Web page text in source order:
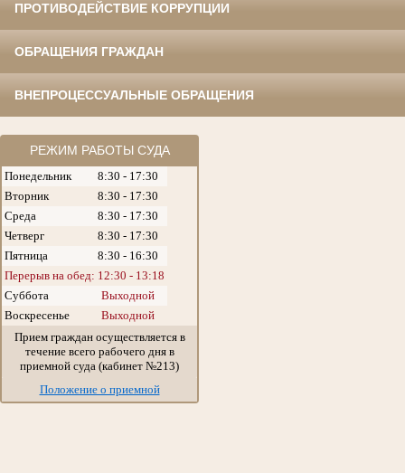
ПРОТИВОДЕЙСТВИЕ КОРРУПЦИИ
ОБРАЩЕНИЯ ГРАЖДАН
ВНЕПРОЦЕССУАЛЬНЫЕ ОБРАЩЕНИЯ
РЕЖИМ РАБОТЫ СУДА
Понедельник
8:30 - 17:30
Вторник
8:30 - 17:30
Среда
8:30 - 17:30
Четверг
8:30 - 17:30
Пятница
8:30 - 16:30
Перерыв на обед: 12:30 - 13:18
Суббота
Выходной
Воскресенье
Выходной
Прием граждан осуществляется в
течение всего рабочего дня в
приемной суда (кабинет №213)
Положение о приемной